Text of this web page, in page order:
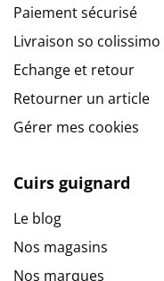
Paiement sécurisé
Livraison so colissimo
Echange et retour
Retourner un article
Gérer mes cookies
Cuirs guignard
Le blog
Nos magasins
Nos marques